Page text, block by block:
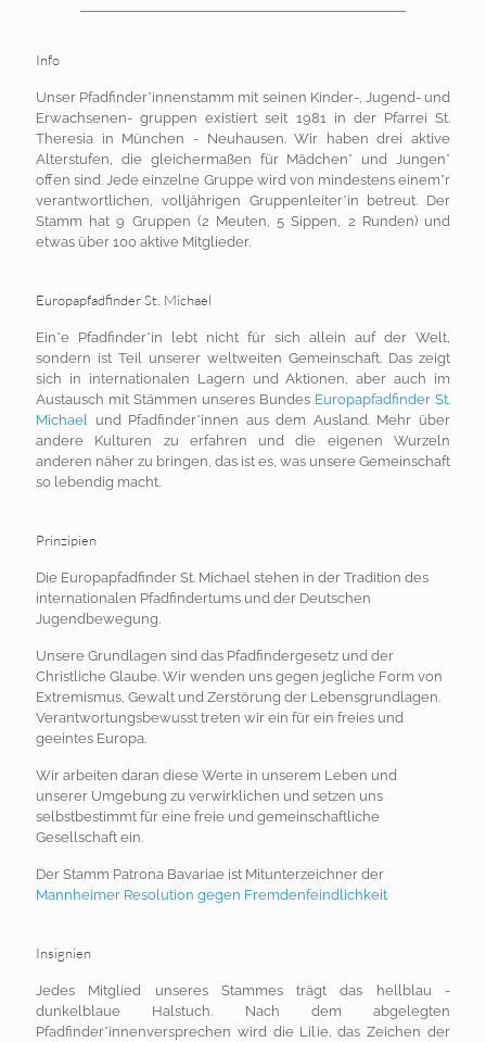
Info
Unser Pfadfinder*innenstamm mit seinen Kinder-, Jugend- und
Erwachsenen- gruppen existiert seit 1981 in der Pfarrei St.
Theresia in München - Neuhausen. Wir haben drei aktive
Alterstufen, die gleichermaßen für Mädchen* und Jungen*
offen sind. Jede einzelne Gruppe wird von mindestens einem*r
verantwortlichen, volljährigen Gruppenleiter*in betreut. Der
Stamm hat 9 Gruppen (2 Meuten, 5 Sippen, 2 Runden) und
etwas über 100 aktive Mitglieder.
Europapfadfinder St. Michael
Ein*e Pfadfinder*in lebt nicht für sich allein auf der Welt,
sondern ist Teil unserer weltweiten Gemeinschaft. Das zeigt
sich in internationalen Lagern und Aktionen, aber auch im
Austausch mit Stämmen unseres Bundes Europapfadfinder St.
Michael
und Pfadfinder*innen aus dem Ausland. Mehr über
andere Kulturen zu erfahren und die eigenen Wurzeln
anderen näher zu bringen, das ist es, was unsere Gemeinschaft
so lebendig macht.
Prinzipien
Die Europapfadfinder St. Michael stehen in der Tradition des
internationalen Pfadfindertums und der Deutschen
Jugendbewegung.
Unsere Grundlagen sind das Pfadfindergesetz und der
Christliche Glaube. Wir wenden uns gegen jegliche Form von
Extremismus, Gewalt und Zerstörung der Lebensgrundlagen.
Verantwortungsbewusst treten wir ein für ein freies und
geeintes Europa.
Wir arbeiten daran diese Werte in unserem Leben und
unserer Umgebung zu verwirklichen und setzen uns
selbstbestimmt für eine freie und gemeinschaftliche
Gesellschaft ein.
Der Stamm Patrona Bavariae ist Mitunterzeichner der
Mannheimer Resolution gegen Fremdenfeindlichkeit
Insignien
Jedes Mitglied unseres Stammes trägt das hellblau -
dunkelblaue Halstuch. Nach dem abgelegten
Pfadfinder*innenversprechen wird die Lilie, das Zeichen der